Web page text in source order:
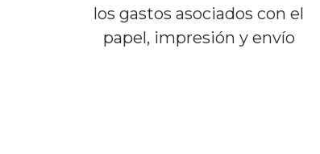
los gastos asociados con el
papel, impresión y envío